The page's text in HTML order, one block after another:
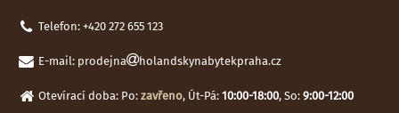
Telefon: +420 272 655 123
E-mail: prodejna holandskynabytekpraha.cz
Otevírací doba: Po: zavřeno, Út-Pá: 10:00-18:00, So: 9:00-12:00